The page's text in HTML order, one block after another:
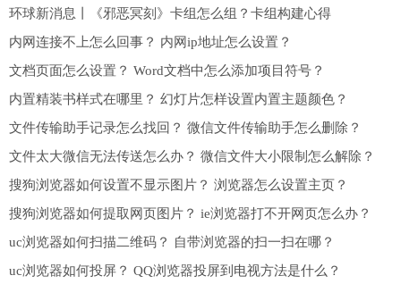
环球新消息丨《邪恶冥刻》卡组怎么组？卡组构建心得
内网连接不上怎么回事？ 内网ip地址怎么设置？
文档页面怎么设置？ Word文档中怎么添加项目符号？
内置精装书样式在哪里？ 幻灯片怎样设置内置主题颜色？
文件传输助手记录怎么找回？ 微信文件传输助手怎么删除？
文件太大微信无法传送怎么办？ 微信文件大小限制怎么解除？
搜狗浏览器如何设置不显示图片？ 浏览器怎么设置主页？
搜狗浏览器如何提取网页图片？ ie浏览器打不开网页怎么办？
uc浏览器如何扫描二维码？ 自带浏览器的扫一扫在哪？
uc浏览器如何投屏？ QQ浏览器投屏到电视方法是什么？